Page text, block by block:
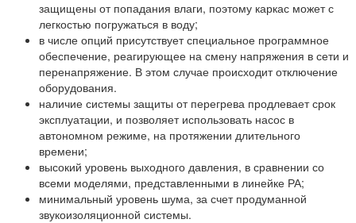
защищены от попадания влаги, поэтому каркас может с
легкостью погружаться в воду;
в числе опций присутствует специальное программное
обеспечение, реагирующее на смену напряжения в сети и
перенапряжение. В этом случае происходит отключение
оборудования.
наличие системы защиты от перегрева продлевает срок
эксплуатации, и позволяет использовать насос в
автономном режиме, на протяжении длительного
времени;
высокий уровень выходного давления, в сравнении со
всеми моделями, представленными в линейке РА;
минимальный уровень шума, за счет продуманной
звукоизоляционной системы.